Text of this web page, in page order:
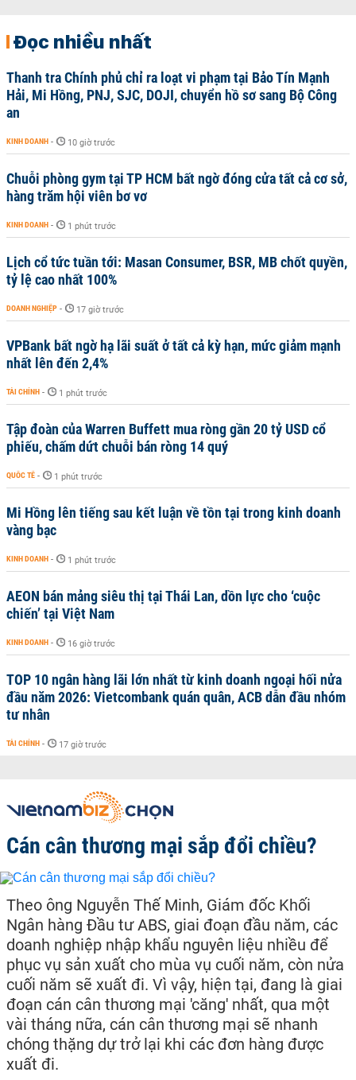
Đọc nhiều nhất
Thanh tra Chính phủ chỉ ra loạt vi phạm tại Bảo Tín Mạnh
Hải, Mi Hồng, PNJ, SJC, DOJI, chuyển hồ sơ sang Bộ Công
an
KINH DOANH - 10 giờ trước
Chuỗi phòng gym tại TP HCM bất ngờ đóng cửa tất cả cơ sở,
hàng trăm hội viên bơ vơ
KINH DOANH - 1 phút trước
Lịch cổ tức tuần tới: Masan Consumer, BSR, MB chốt quyền,
tỷ lệ cao nhất 100%
DOANH NGHIỆP - 17 giờ trước
VPBank bất ngờ hạ lãi suất ở tất cả kỳ hạn, mức giảm mạnh
nhất lên đến 2,4%
TÀI CHÍNH - 1 phút trước
Tập đoàn của Warren Buffett mua ròng gần 20 tỷ USD cổ
phiếu, chấm dứt chuỗi bán ròng 14 quý
QUỐC TẾ - 1 phút trước
Mi Hồng lên tiếng sau kết luận về tồn tại trong kinh doanh
vàng bạc
KINH DOANH - 1 phút trước
AEON bán mảng siêu thị tại Thái Lan, dồn lực cho ‘cuộc
chiến’ tại Việt Nam
KINH DOANH - 16 giờ trước
TOP 10 ngân hàng lãi lớn nhất từ kinh doanh ngoại hối nửa
đầu năm 2026: Vietcombank quán quân, ACB dẫn đầu nhóm
tư nhân
TÀI CHÍNH - 17 giờ trước
Cán cân thương mại sắp đổi chiều?
Theo ông Nguyễn Thế Minh, Giám đốc Khối
Ngân hàng Đầu tư ABS, giai đoạn đầu năm, các
doanh nghiệp nhập khẩu nguyên liệu nhiều để
phục vụ sản xuất cho mùa vụ cuối năm, còn nửa
cuối năm sẽ xuất đi. Vì vậy, hiện tại, đang là giai
đoạn cán cân thương mại 'căng' nhất, qua một
vài tháng nữa, cán cân thương mại sẽ nhanh
chóng thặng dự trở lại khi các đơn hàng được
xuất đi.